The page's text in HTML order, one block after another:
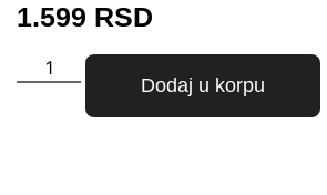
1.599 RSD
Dodaj u korpu